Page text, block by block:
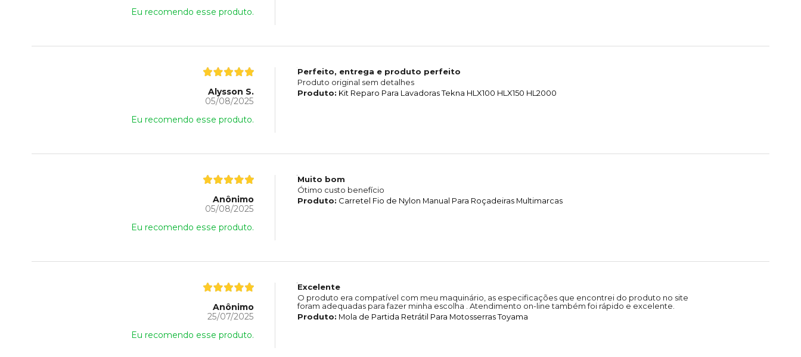
Eu recomendo esse produto.
Alysson S.
05/08/2025
Eu recomendo esse produto.
Perfeito, entrega e produto perfeito
Produto original sem detalhes
Produto: Kit Reparo Para Lavadoras Tekna HLX100 HLX150 HL2000
Anônimo
05/08/2025
Eu recomendo esse produto.
Muito bom
Ótimo custo benefício
Produto: Carretel Fio de Nylon Manual Para Roçadeiras Multimarcas
Anônimo
25/07/2025
Eu recomendo esse produto.
Excelente
O produto era compatível com meu maquinário, as especificações que encontrei do produto no site
foram adequadas para fazer minha escolha . Atendimento on-line também foi rápido e excelente.
Produto: Mola de Partida Retrátil Para Motosserras Toyama